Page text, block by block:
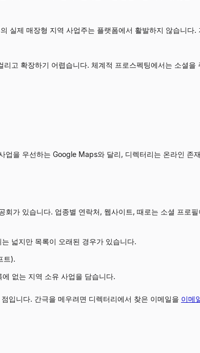
실제 매장형 지역 사업주는 플랫폼에서 활발하지 않습니다.
고 확장하기 어렵습니다. 체계적 프로스펙팅에서는 소셜을
업을 우선하는 Google Maps와 달리, 디렉터리는 온라인 존
회가 있습니다. 업종별 연락처, 웹사이트, 때로는 소셜 프로
넓지만 목록이 오래된 경우가 있습니다.
트).
없는 지역 소유 사업을 담습니다.
입니다. 간극을 메우려면 디렉터리에서 찾은 이메일을 이메